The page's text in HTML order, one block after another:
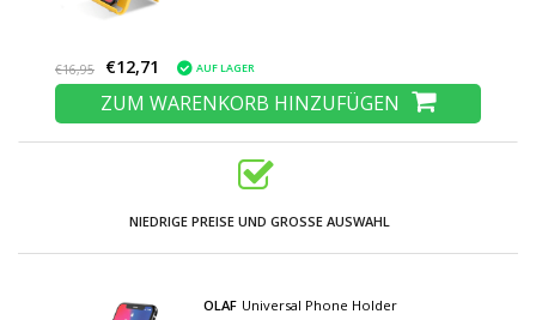
€16,95 €12,71 AUF LAGER
ZUM WARENKORB HINZUFÜGEN
NIEDRIGE PREISE UND GROSSE AUSWAHL
OLAF Universal Phone Holder